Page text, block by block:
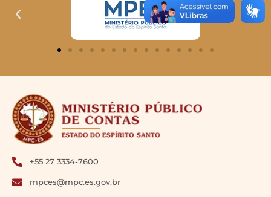
+55 27 3334-7600
mpces@mpc.es.gov.br